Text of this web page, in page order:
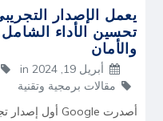
تحسين الأداء
والأمان
أبريل 19, 2024 in
مقالات برمجية وتقنية